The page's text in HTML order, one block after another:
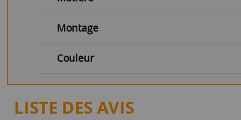
Montage
Couleur
LISTE DES AVIS